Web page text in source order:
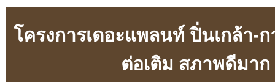
โครงการเดอะแพลนท์ ปิ่นเกล้า-
ต่อเติม สภาพดีมา